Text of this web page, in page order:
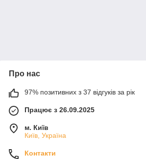
Про нас
97% позитивних з 37 відгуків за рік
Працює з 26.09.2025
м. Київ
Київ, Україна
Контакти